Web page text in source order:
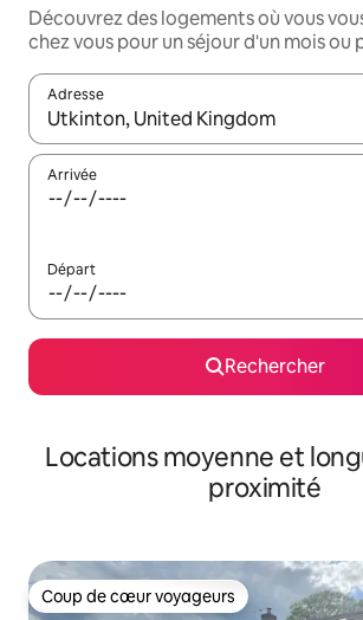
Découvrez des logements où vous
chez vous pour un séjour d'un mois ou
Adresse
Lorsque les résultats s'affichent, utilisez
Arrivée
Départ
Rechercher
Locations moyenne et
proximité
Coup de cœur voyageurs
Coup de cœur voyageurs